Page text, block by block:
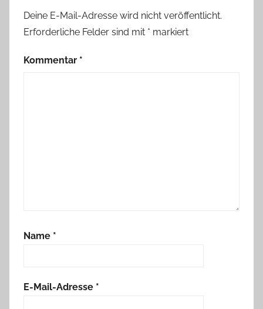
Deine E-Mail-Adresse wird nicht veröffentlicht.
Erforderliche Felder sind mit * markiert
Kommentar *
Name *
E-Mail-Adresse *